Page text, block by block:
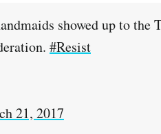
showed up to the
#Resist
21, 2017